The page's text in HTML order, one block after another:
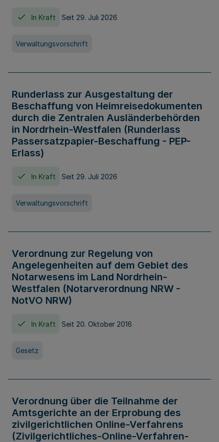
In Kraft Seit 29. Juli 2026
Verwaltungsvorschrift
Runderlass zur Ausgestaltung der
Beschaffung von Heimreisedokumenten
durch die Zentralen Ausländerbehörden
in Nordrhein-Westfalen (Runderlass
Passersatzpapier-Beschaffung - PEP-
Erlass)
In Kraft Seit 29. Juli 2026
Verwaltungsvorschrift
Verordnung zur Regelung von
Angelegenheiten auf dem Gebiet des
Notarwesens im Land Nordrhein-
Westfalen (Notarverordnung NRW -
NotVO NRW)
In Kraft Seit 20. Oktober 2016
Gesetz
Verordnung über die Teilnahme der
Amtsgerichte an der Erprobung des
zivilgerichtlichen Online-Verfahrens
(Zivilgerichtliches-Online-Verfahren-